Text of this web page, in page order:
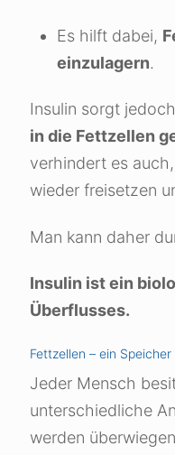
Es hilft dabei,
einzulagern.
Insulin sorgt
in die Fettzellen
verhindert es
wieder freisetzen
Man kann daher
Insulin ist ein
Überflusses.
Fettzellen – ein
Jeder Mensch
unterschiedliche
werden